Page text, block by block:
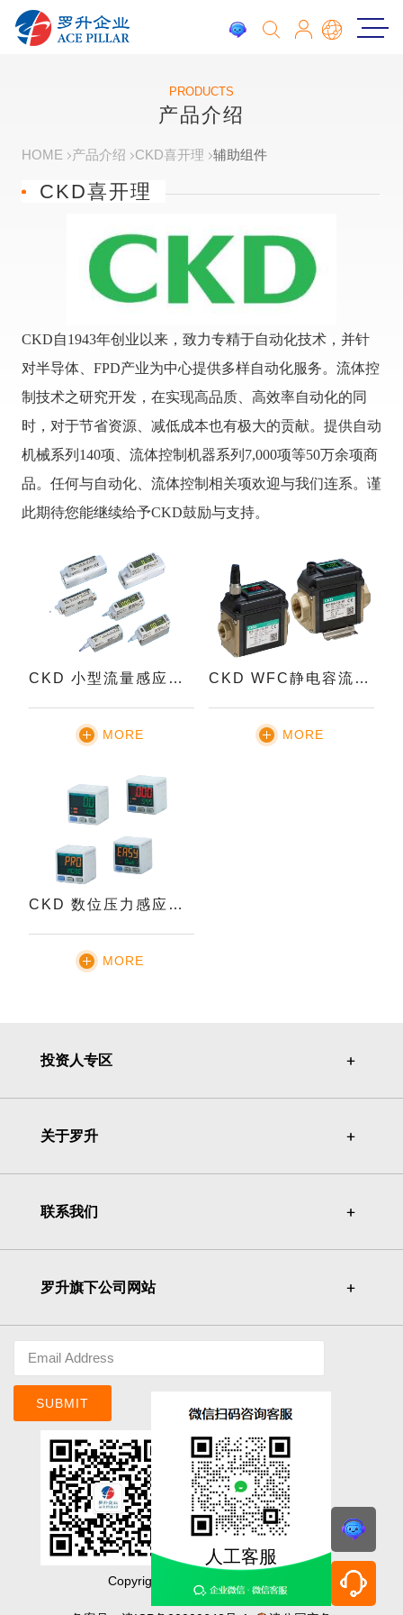
PRODUCTS
产品介绍
HOME 产品介绍 CKD喜开理 辅助组件
CKD喜开理
CKD自1943年创业以来，致力专精于自动化技术，并针
对半导体、FPD产业为中心提供多样自动化服务。流体控
制技术之研究开发，在实现高品质、高效率自动化的同
时，对于节省资源、减低成本也有极大的贡献。提供自动
机械系列140项、流体控制机器系列7,000项等50万余项商
品。任何与自动化、流体控制相关项欢迎与我们连系。谨
此期待您能继续给予CKD鼓励与支持。
CKD 小型流量感应器FSM2系列
MORE
CKD WFC静电容流量计
MORE
CKD 数位压力感应器PPX系列
MORE
投资人专区 ＋
＋
关于罗升 ＋
＋
联系我们 ＋
＋
罗升旗下公司网站 ＋
＋
SUBMIT
Copyright©ACE PILLAR Co., Ltd.
明基佳世達集團
人工客服